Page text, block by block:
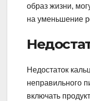
образ жизни,
на уменьшение
Недостаток
неправильного
включать